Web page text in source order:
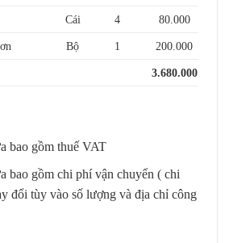
Cái 4 80.000
Bộ 1 200.000
3.680.000
bao gồm thuế VAT
bao gồm chi phí vận chuyển ( chi
đổi tùy vào số lượng và địa chỉ công